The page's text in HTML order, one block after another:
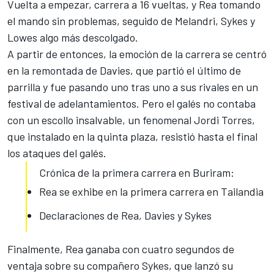
Vuelta a empezar, carrera a 16 vueltas, y Rea tomando
el mando sin problemas, seguido de Melandri, Sykes y
Lowes algo más descolgado.
A partir de entonces, la emoción de la carrera se centró
en la remontada de Davies, que partió el último de
parrilla y fue pasando uno tras uno a sus rivales en un
festival de adelantamientos. Pero el galés no contaba
con un escollo insalvable, un fenomenal Jordi Torres,
que instalado en la quinta plaza, resistió hasta el final
los ataques del galés.
Crónica de la primera carrera en Buriram:
Rea se exhibe en la primera carrera en Tailandia
Declaraciones de Rea, Davies y Sykes
Finalmente, Rea ganaba con cuatro segundos de
ventaja sobre su compañero Sykes, que lanzó su